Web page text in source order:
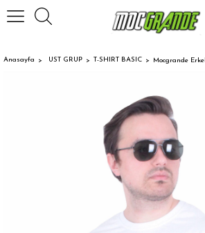
Anasayfa UST GRUP T-SHIRT BASIC